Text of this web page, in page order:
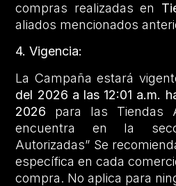
compras realizadas en
aliados mencionados
4. Vigencia:
La Campaña estará
del 2026 a las 12:01 a.m.
2026 para las Tiendas
encuentra en la
Autorizadas” Se
específica en cada
compra. No aplica para